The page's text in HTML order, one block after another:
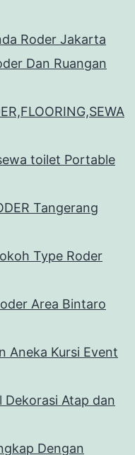
Roder Jakarta
Dan Ruangan
toilet Portable
Tangerang
Type Roder
Area Bintaro
Aneka Kursi Event
Dekorasi Atap dan
Dengan